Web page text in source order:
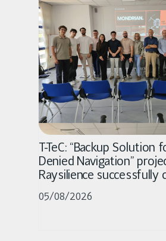
T-TeC: “Backup Solution
Denied Navigation”
Raysilience successfully
05/08/2026